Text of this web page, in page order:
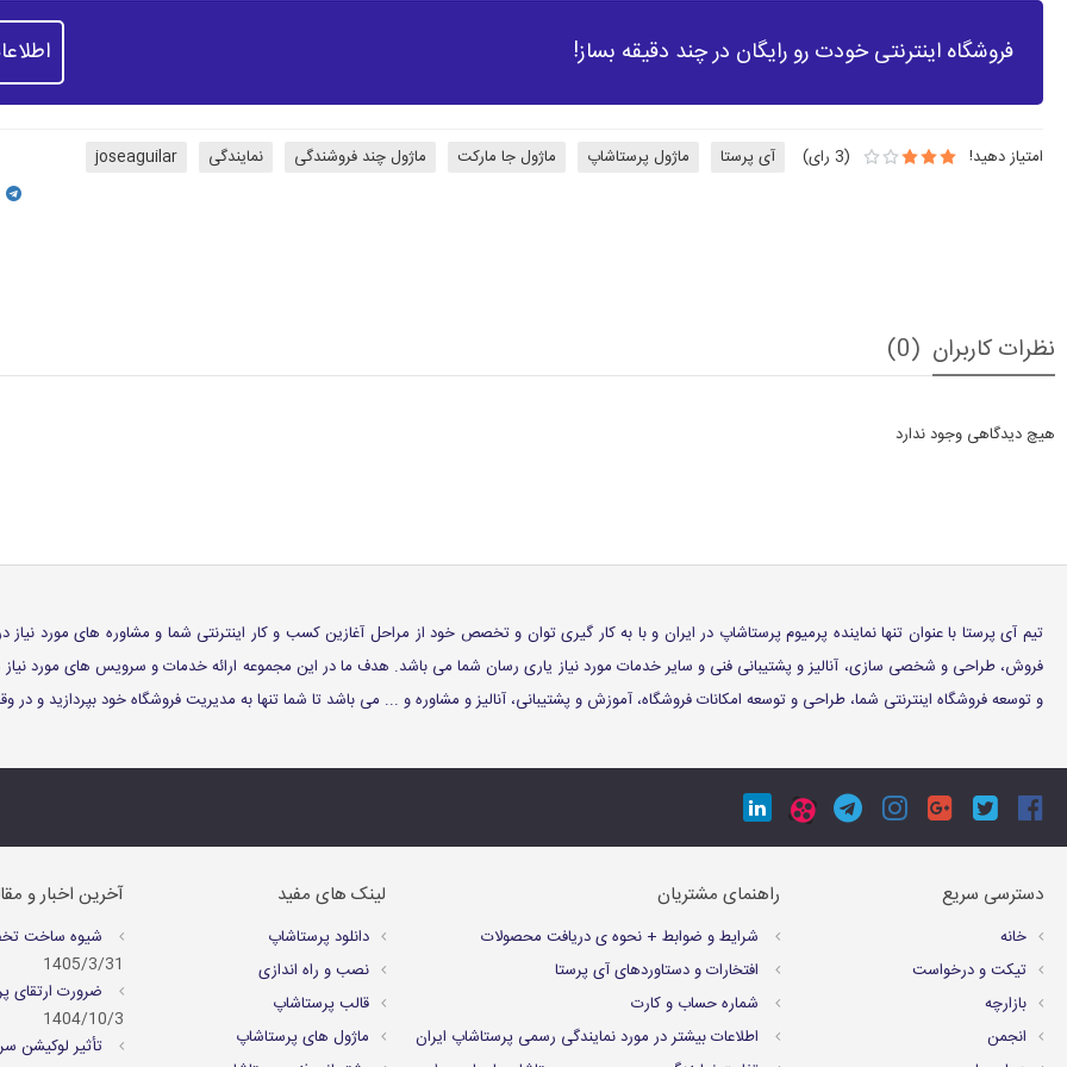
فروشگاه اینترنتی خودت رو رایگان در چند دقیقه بساز!
امتیاز دهید! (
3 رای) آی پرستا ماژول پرستاشاپ ماژول جا مارکت ماژول چند فروشندگی نمایندگی joseaguilar
نظرات کاربران (0)
هیچ دیدگاهی وجود ندارد
تیم آی پرستا با عنوان تنها نماینده پرمیوم پرستاشاپ در ایران و با به کار گیری توان و تخصص خود از مراحل آغازین کسب و کار اینترنتی شما و مشاوره های مورد
فروش، طراحی و شخصی سازی، آنالیز و پشتیبانی فنی و سایر خدمات مورد نیاز یاری رسان شما می باشد. هدف ما در این مجموعه ارائه خدمات و سرویس های مورد
و توسعه فروشگاه اینترنتی شما، طراحی و توسعه امکانات فروشگاه، آموزش و پشتیبانی، آنالیز و مشاوره و ... می باشد تا شما تنها به مدیریت فروشگاه خود بپردازید و
دسترسی سریع
خانه
تیکت و درخواست
بازارچه
انجمن
راهنمای مشتریان
شرايط و ضوابط + نحوه ی دریافت محصولات
افتخارات و دستاوردهای آی پرستا
شماره حساب و کارت
اطلاعات بیشتر در مورد نمایندگی رسمی پرستاشاپ ایران
لینک های مفید
دانلود پرستاشاپ
نصب و راه اندازی
قالب پرستاشاپ
ماژول های پرستاشاپ
آخرین اخبار و
شیوه ساخت
1405/3/31
ضرورت ارتقای
1404/10/3
تأثیر لوکیشن